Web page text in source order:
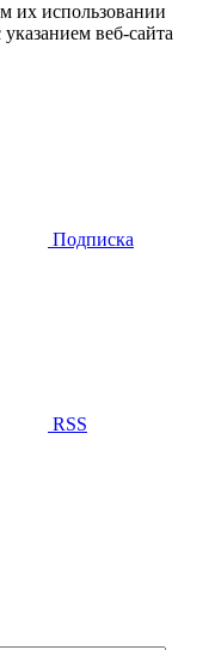
их использовании
веб-сайта
Подписка
RSS